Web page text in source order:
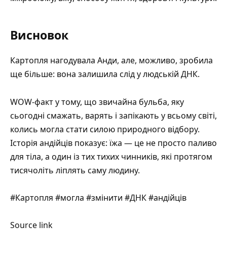
Висновок
Картопля нагодувала Анди, але, можливо, зробила
ще більше: вона залишила слід у людській ДНК.
WOW-факт у тому, що звичайна бульба, яку
сьогодні смажать, варять і запікають у всьому світі,
колись могла стати силою природного відбору.
Історія андійців показує: їжа — це не просто паливо
для тіла, а один із тих тихих чинників, які протягом
тисячоліть ліплять саму людину.
#Картопля #могла #змінити #ДНК #андійців
Source link